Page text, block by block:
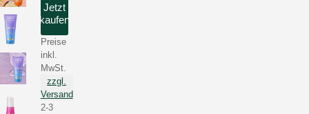
Jetzt
kaufen
Preise
inkl.
MwSt.
zzgl.
Versand
2-3